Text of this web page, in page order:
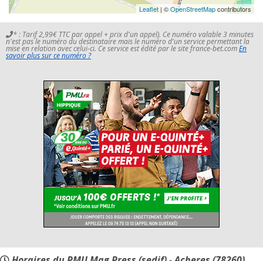
Leaflet | ©OpenStreetMapcontributors
* : Tarif 2,99€ TTC par appel + prix d'un appel). Ce numéro valable 3 minutes
n'est pas le numéro du destinataire mais le numéro d'un service permettant la
mise en relation avec celui-ci. Ce service est édité par le site france-bet.comEn
savoir plus sur ce numéro ?